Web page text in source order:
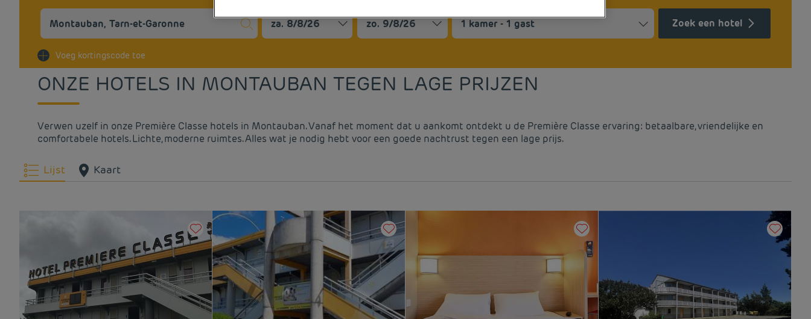
Zoek een hotel
Voeg kortingscode toe
ONZE HOTELS IN MONTAUBAN TEGEN LAGE PRIJZEN
Verwen uzelf in onze Première Classe hotels in Montauban. Vanaf het moment dat u aankomt ontdekt u de Première Classe ervaring: betaalbare, vriendelijke en
comfortabele hotels. Lichte, moderne ruimtes. Alles wat je nodig hebt voor een goede nachtrust tegen een lage prijs.
Lijst Kaart